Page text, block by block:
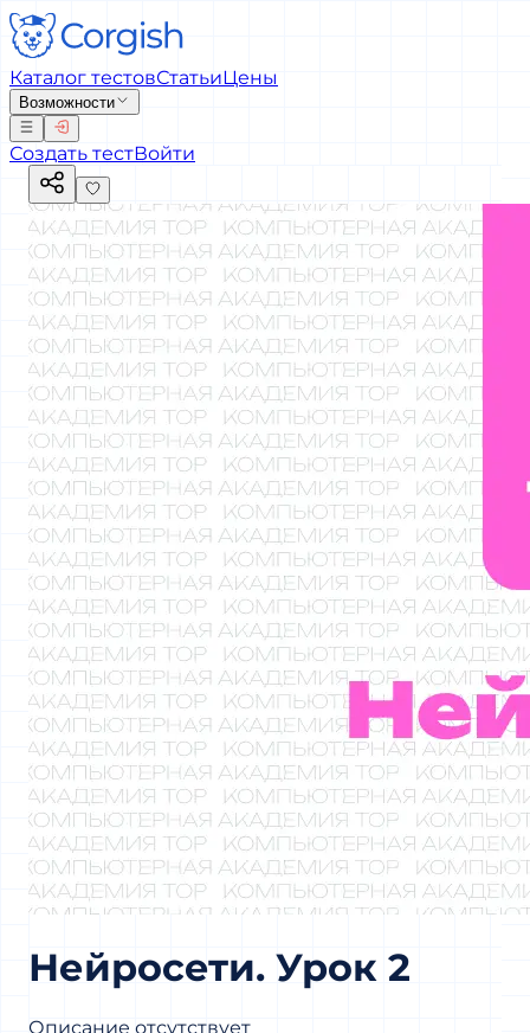
Каталог тестовСтатьиЦены
Возможности
Создать тестВойти
Нейросети. Урок 2
Описание отсутствует